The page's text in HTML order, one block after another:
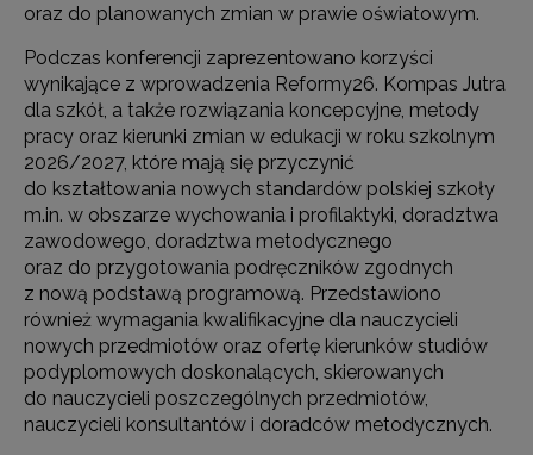
oraz do planowanych zmian w prawie oświatowym.
Podczas konferencji zaprezentowano korzyści
wynikające z wprowadzenia Reformy26. Kompas Jutra
dla szkół, a także rozwiązania koncepcyjne, metody
pracy oraz kierunki zmian w edukacji w roku szkolnym
2026/2027, które mają się przyczynić
do kształtowania nowych standardów polskiej szkoły
m.in. w obszarze wychowania i profilaktyki, doradztwa
zawodowego, doradztwa metodycznego
oraz do przygotowania podręczników zgodnych
z nową podstawą programową. Przedstawiono
również wymagania kwalifikacyjne dla nauczycieli
nowych przedmiotów oraz ofertę kierunków studiów
podyplomowych doskonalących, skierowanych
do nauczycieli poszczególnych przedmiotów,
nauczycieli konsultantów i doradców metodycznych.